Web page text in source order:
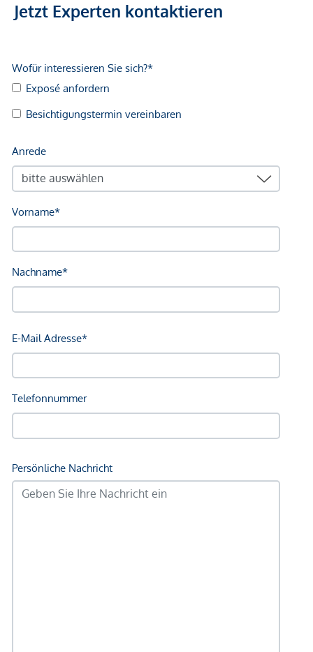
Gesundheit
Arzt <225m
Klinik <250m
Kinder & Schulen
Schule <100m
Kindergarten <200m
Universität <750m
Nahversorgung
Bäckerei <125m
Geldautomat <300m
Bank <300m
Post <325m
Verkehr
Bus <100m
Jetzt Experten kontaktieren